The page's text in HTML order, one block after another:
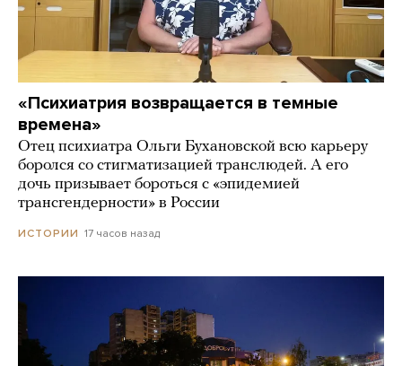
«Психиатрия возвращается в темные
времена»
Отец психиатра Ольги Бухановской всю карьеру
боролся со стигматизацией транслюдей. А его
дочь призывает бороться с «эпидемией
трансгендерности» в России
ИСТОРИИ 17 часов назад